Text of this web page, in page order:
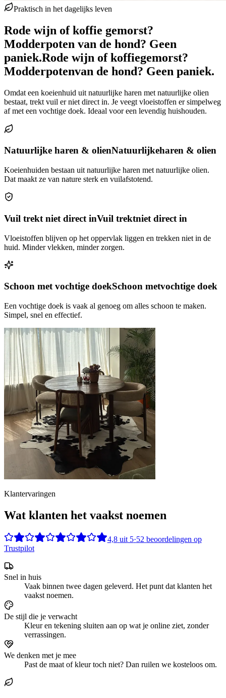
Praktisch in het dagelijks leven
Rode wijn of koffie gemorst?
Modderpoten van de hond? Geen
paniek.Rode wijn of koffiegemorst?
Modderpotenvan de hond? Geen paniek.
Omdat een koeienhuid uit natuurlijke haren met natuurlijke olien
bestaat, trekt vuil er niet direct in. Je veegt vloeistoffen er simpelweg
af met een vochtige doek. Ideaal voor een levendig huishouden.
Natuurlijke haren & olienNatuurlijkeharen & olien
Koeienhuiden bestaan uit natuurlijke haren met natuurlijke olien.
Dat maakt ze van nature sterk en vuilafstotend.
Vuil trekt niet direct inVuil trektniet direct in
Vloeistoffen blijven op het oppervlak liggen en trekken niet in de
huid. Minder vlekken, minder zorgen.
Schoon met vochtige doekSchoon metvochtige doek
Een vochtige doek is vaak al genoeg om alles schoon te maken.
Simpel, snel en effectief.
Klantervaringen
Wat klanten het vaakst noemen
4,8 uit5·52 beoordelingen op
Trustpilot
Snel in huis
Vaak binnen twee dagen geleverd. Het punt dat klanten het
vaakst noemen.
De stijl die je verwacht
Kleur en tekening sluiten aan op wat je online ziet, zonder
verrassingen.
We denken met je mee
Past de maat of kleur toch niet? Dan ruilen we kosteloos om.